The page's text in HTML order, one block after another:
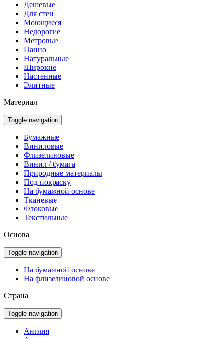
Дешевые
Для стен
Моющиеся
Недорогие
Метровые
Панно
Натуральные
Широкие
Настенные
Элитные
Материал
Toggle navigation
Бумажные
Виниловые
Флизелиновые
Винил / бумага
Природные материалы
Под покраску
На бумажной основе
Тканевые
Флоковые
Текстильные
Основа
Toggle navigation
На бумажной основе
На флизелиновой основе
Страна
Toggle navigation
Англия